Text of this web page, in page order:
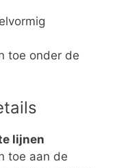
toe onder de
lijnen
toe aan de